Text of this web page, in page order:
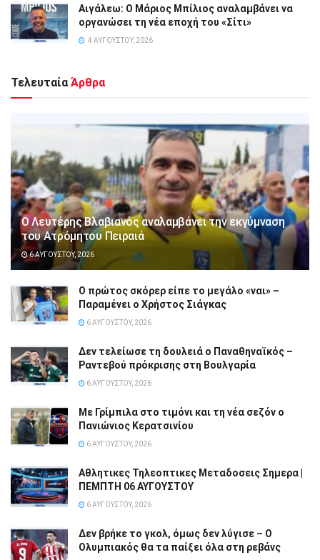
Αιγάλεω: Ο Μάριος Μπίλιος αναλαμβάνει να
οργανώσει τη νέα εποχή του «Σίτι»
4 ΑΥΓΟΎΣΤΟΥ, 2026
Τελευταία Άρθρα
Ο Λευτέρης Βλαβιανός αναλαμβάνει την εκγύμναση
του Ατρόμητου Πειραιά
6 ΑΥΓΟΎΣΤΟΥ, 2026
Ο πρώτος σκόρερ είπε το μεγάλο «ναι» –
Παραμένει ο Χρήστος Σιάγκας
6 ΑΥΓΟΎΣΤΟΥ, 2026
Δεν τελείωσε τη δουλειά ο Παναθηναϊκός –
Ραντεβού πρόκρισης στη Βουλγαρία
6 ΑΥΓΟΎΣΤΟΥ, 2026
Με Γρίμπιλα στο τιμόνι και τη νέα σεζόν ο
Πανιώνιος Κερατσινίου
6 ΑΥΓΟΎΣΤΟΥ, 2026
Αθλητικες Τηλεοπτικες Μεταδοσεις Σημερα |
ΠΕΜΠΤΗ 06 ΑΥΓΟΥΣΤΟΥ
6 ΑΥΓΟΎΣΤΟΥ, 2026
Δεν βρήκε το γκολ, όμως δεν λύγισε – Ο
Ολυμπιακός θα τα παίξει όλα στη ρεβάνς